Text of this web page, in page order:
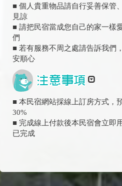
■ 個人貴重物品請自行妥善保管
見諒
■ 請把民宿當成您自己的家一樣
們
■ 若有服務不周之處請告訴我們
安順心
■ 本民宿網站採線上訂房方式，
30%
■ 完成線上付款後本民宿會立即
已完成